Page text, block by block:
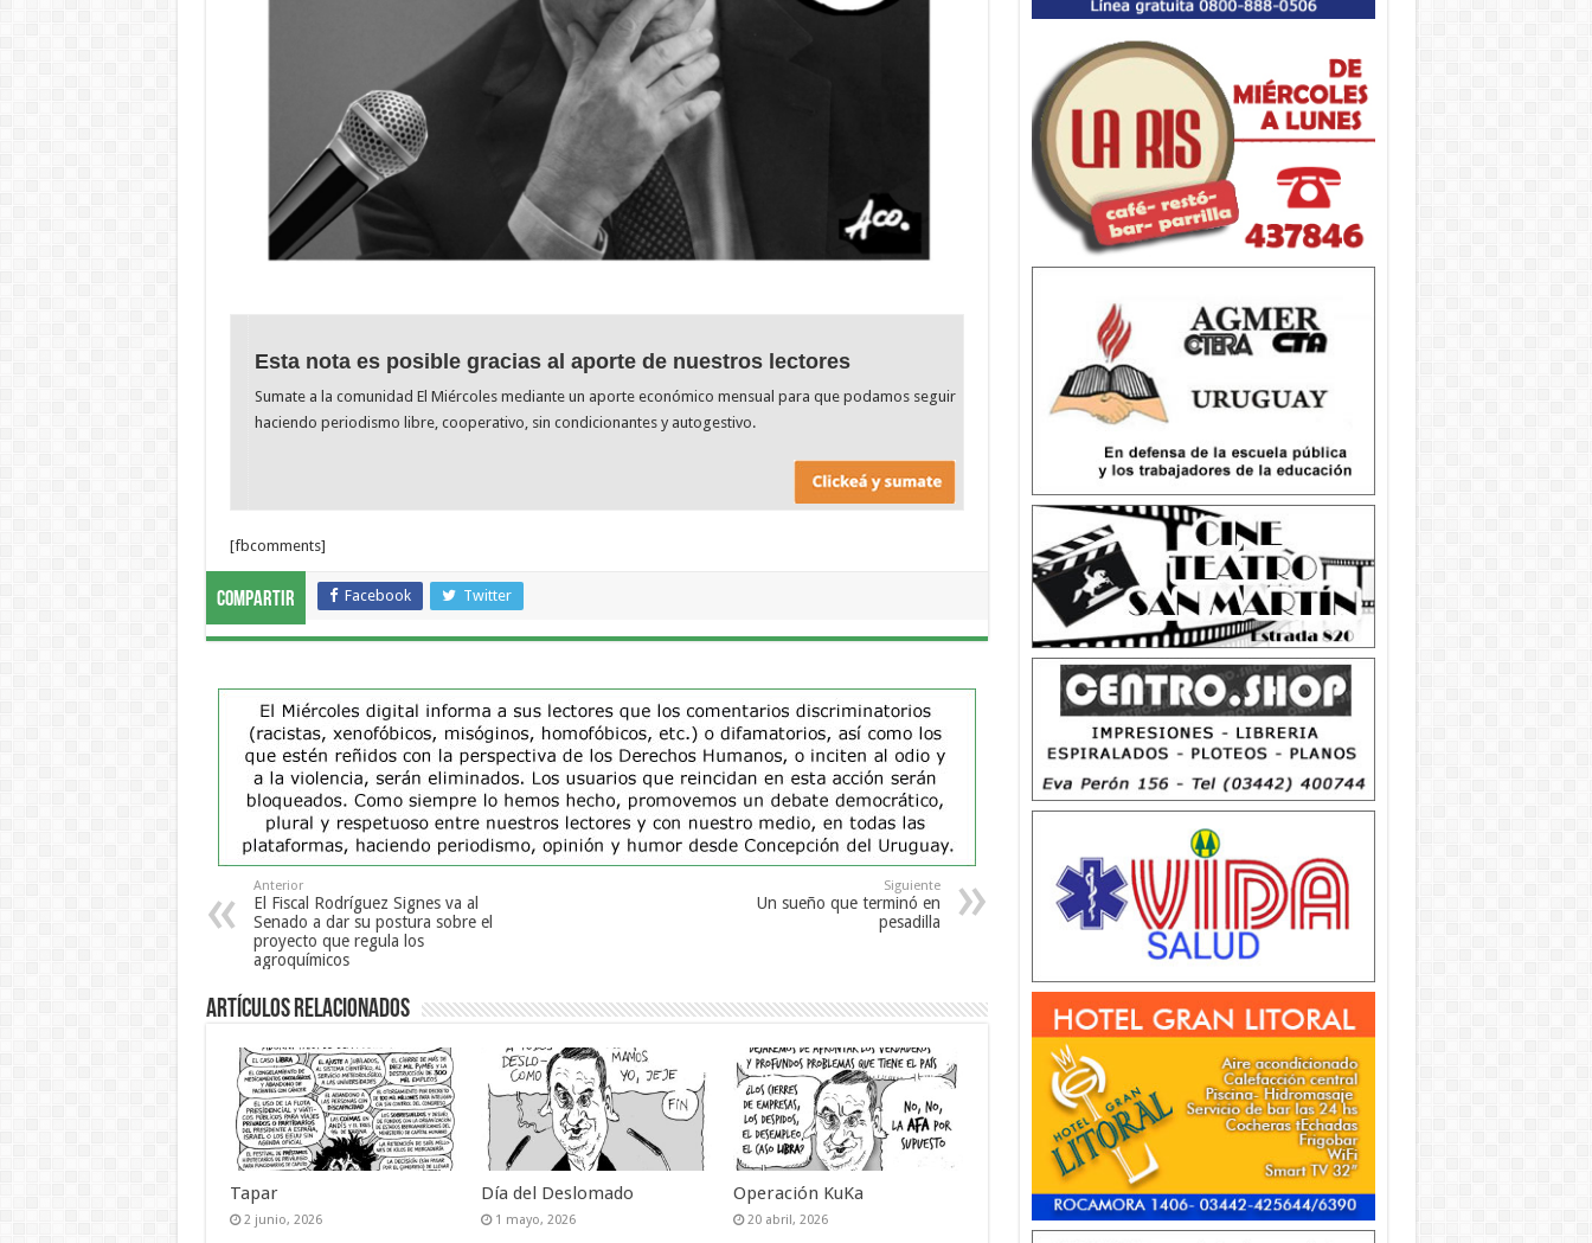
Esta nota es posible gracias al aporte de nuestros lectores
Sumate a la comunidad El Miércoles mediante un aporte económico mensual para que podamos seguir
haciendo periodismo libre, cooperativo, sin condicionantes y autogestivo.
[fbcomments]
Compartir Facebook Twitter
Anterior
El Fiscal Rodríguez Signes va al
Senado a dar su postura sobre el
proyecto que regula los
agroquímicos
Siguiente
Un sueño que terminó en
pesadilla
Artículos Relacionados
Tapar
2 junio, 2026
Día del Deslomado
1 mayo, 2026
Operación KuKa
20 abril, 2026